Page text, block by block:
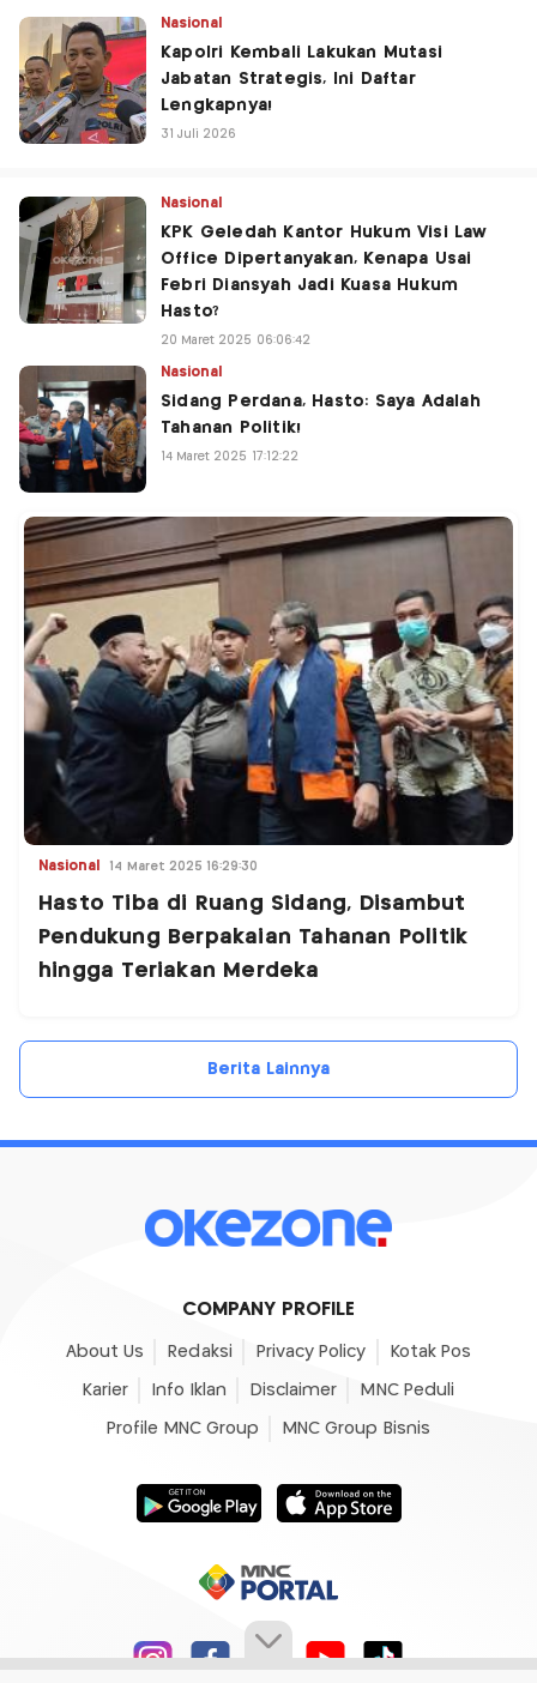
Nasional
Kapolri Kembali Lakukan Mutasi
Jabatan Strategis, Ini Daftar
Lengkapnya!
31 Juli 2026
Nasional
KPK Geledah Kantor Hukum Visi Law
Office Dipertanyakan, Kenapa Usai
Febri Diansyah Jadi Kuasa Hukum
Hasto?
20 Maret 2025 06:06:42
Nasional
Sidang Perdana, Hasto: Saya Adalah
Tahanan Politik!
14 Maret 2025 17:12:22
Nasional 14 Maret 2025 16:29:30
Hasto Tiba di Ruang Sidang, Disambut
Pendukung Berpakaian Tahanan Politik
hingga Teriakan Merdeka
Berita Lainnya